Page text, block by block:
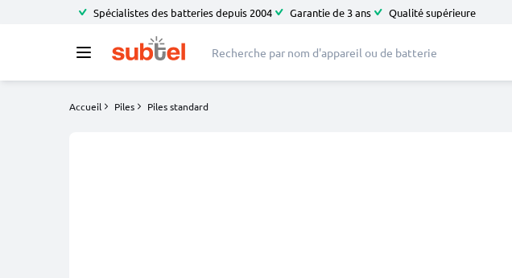
Spécialistes des batteries depuis 2004 Garantie de 3 ans Qualité supérieure
Accueil Piles Piles standard